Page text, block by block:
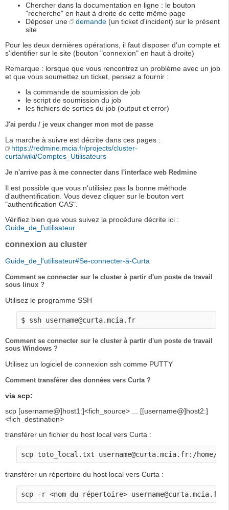
Chercher dans la documentation en ligne : le bouton
"recherche" en haut à droite de cette même page
Déposer une
demande (un ticket d'incident) sur le présent
site
Pour les deux dernières opérations, il faut disposer d'un compte et
s'identifier sur le site (bouton "connexion" en haut à droite)
Remarque : lorsque que vous rencontrez un problème avec un job
et que vous soumettez un ticket, pensez a fournir :
la commande de soumission de job
le script de soumission du job
les fichiers de sorties du job (output et error)
J'ai perdu / je veux changer mon mot de passe
La marche à suivre est décrite dans ces pages :
https://redmine.mcia.fr/projects/cluster-
curta/wiki/Comptes_Utilisateurs
Je n'arrive pas à me connecter dans l'interface web Redmine
Il est possible que vous n'utilisiez pas la bonne méthode
d'authentification. Vous devez cliquer sur le bouton vert
"authentification CAS".
Vérifiez bien que vous suivez la procédure décrite ici :
Guide_de_l'utilisateur
connexion au cluster
Guide_de_l'utilisateur#Se-connecter-à-Curta
Comment se connecter sur le cluster à partir d'un poste de travail
sous linux ?
Utilisez le programme SSH
Comment se connecter sur le cluster à partir d'un poste de travail
sous Windows ?
Utilisez un logiciel de connexion ssh comme PUTTY
Comment transférer des données vers Curta ?
via scp:
scp [username@]host1:]<fich_source> ... [[username@]host2:]
<fich_destination>
transférer un fichier du host local vers Curta :
transférer un répertoire du host local vers Curta :